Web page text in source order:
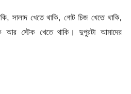
সালাদ খেতে থাকি, গোট চিজ খেতে থাকি,
আর স্টেক খেতে থাকি। দুপুরটা আমাদের